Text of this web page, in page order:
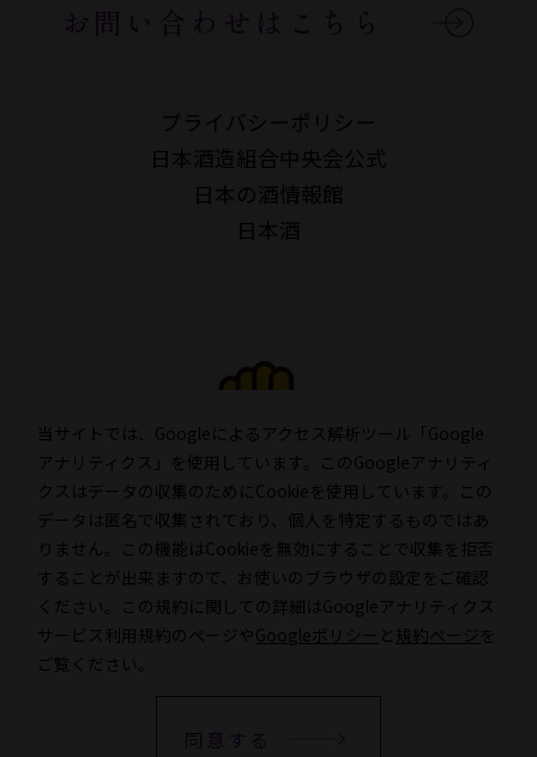
お問い合わせはこちら
プライバシーポリシー
日本酒造組合中央会公式
日本の酒情報館
日本酒
●お酒は２０歳になってから。
●お酒はおいしく適量を。
●飲酒運転は絶対にやめましょう。
●妊娠中や授乳期の飲酒は、幼児・乳児の発育に影響する恐
れがありますので、気をつけましょう。
当サイトでは、Googleによるアクセス解析ツール「Google
アナリティクス」を使用しています。このGoogleアナリティ
クスはデータの収集のためにCookieを使用しています。この
データは匿名で収集されており、個人を特定するものではあ
りません。この機能はCookieを無効にすることで収集を拒否
することが出来ますので、お使いのブラウザの設定をご確認
ください。この規約に関しての詳細はGoogleアナリティクス
サービス利用規約のページやGoogleポリシー と 規約ページ を
ご覧ください。
同意する